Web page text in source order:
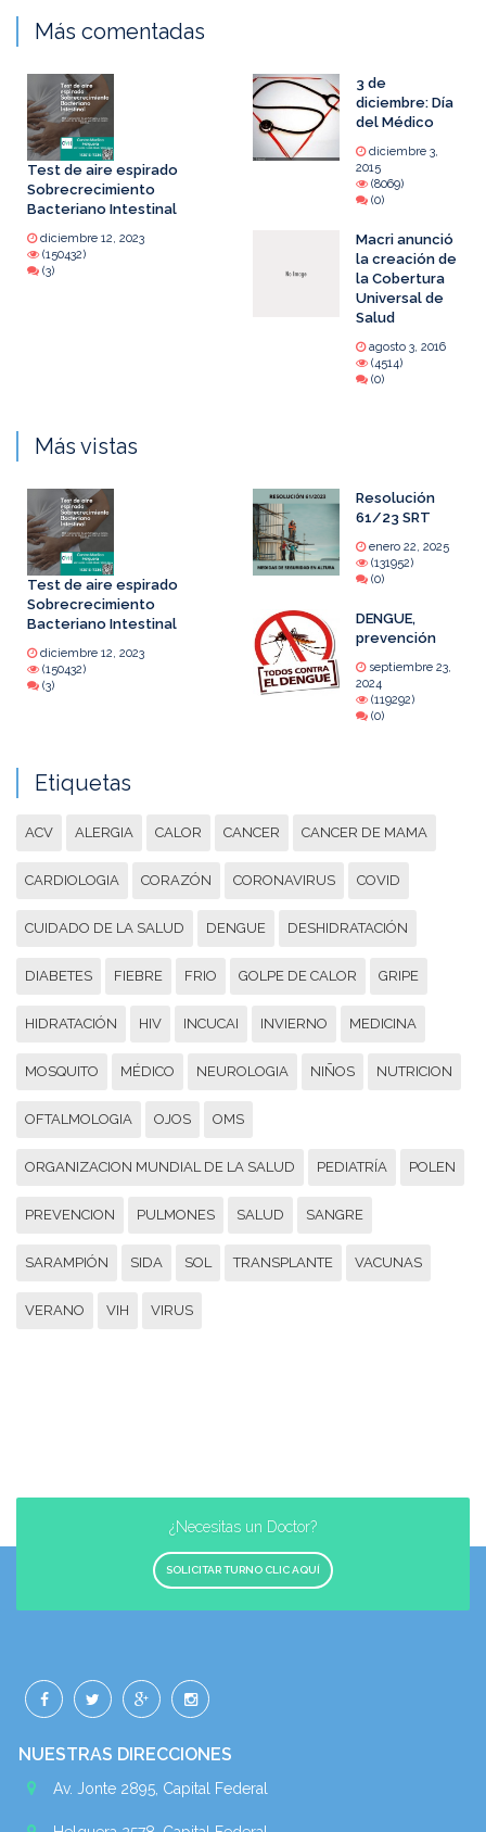
Más comentadas
Test de aire espirado
Sobrecrecimiento
Bacteriano Intestinal
diciembre 12, 2023
(150432)
(3)
3 de
diciembre: Día
del Médico
diciembre 3,
2015
(8069)
(0)
Macri anunció
la creación de
la Cobertura
Universal de
Salud
agosto 3, 2016
(4514)
(0)
Más vistas
Test de aire espirado
Sobrecrecimiento
Bacteriano Intestinal
diciembre 12, 2023
(150432)
(3)
Resolución
61/23 SRT
enero 22, 2025
(131952)
(0)
DENGUE,
prevención
septiembre 23,
2024
(119292)
(0)
Etiquetas
ACV ALERGIA CALOR CANCER CANCER DE MAMA
CARDIOLOGIA CORAZÓN CORONAVIRUS COVID
CUIDADO DE LA SALUD DENGUE DESHIDRATACIÓN
DIABETES FIEBRE FRIO GOLPE DE CALOR GRIPE
HIDRATACIÓN HIV INCUCAI INVIERNO MEDICINA
MOSQUITO MÉDICO NEUROLOGIA NIÑOS NUTRICION
OFTALMOLOGIA OJOS OMS
ORGANIZACION MUNDIAL DE LA SALUD PEDIATRÍA POLEN
PREVENCION PULMONES SALUD SANGRE
SARAMPIÓN SIDA SOL TRANSPLANTE VACUNAS
VERANO VIH VIRUS
¿Necesitas un Doctor?
SOLICITAR TURNO CLIC AQUÍ
NUESTRAS DIRECCIONES
Av. Jonte 2895, Capital Federal